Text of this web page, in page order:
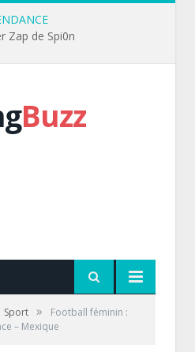
Zap de Spi0n
Buzz
Sport »
Football féminin :
– Mexique